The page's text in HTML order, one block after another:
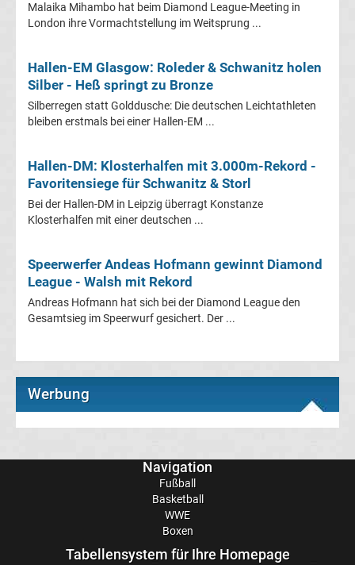
Erg.
Conference
League
Formel
1
Rennkalender
Transfergerüchte
News
News
Malaika Mihambo hat beim Diamond League-Meeting in
London ihre Vormachtstellung im Weitsprung ...
Hallen-EM Glasgow: Roleder & Schwanitz holen
Silber - Heß springt zu Bronze
Silberregen statt Golddusche: Die deutschen Leichtathleten
bleiben erstmals bei einer Hallen-EM ...
Hallen-DM: Klosterhalfen mit 3.000m-Rekord -
Favoritensiege für Schwanitz & Storl
Bei der Hallen-DM in Leipzig überragt Konstanze
Klosterhalfen mit einer deutschen ...
Speerwerfer Andeas Hofmann gewinnt Diamond
League - Walsh mit Rekord
Andreas Hofmann hat sich bei der Diamond League den
Gesamtsieg im Speerwurf gesichert. Der ...
Werbung
Navigation
Fußball
Basketball
WWE
Boxen
Tabellensystem für Ihre Homepage